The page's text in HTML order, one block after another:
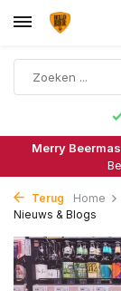
Merry
Terug Home
Nieuws & Blogs